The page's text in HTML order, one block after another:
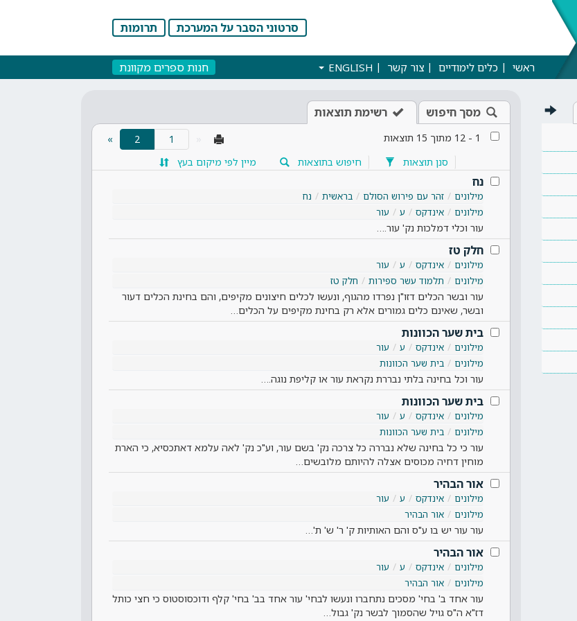
סרטוני הסבר על המערכת תרומות
ראשי כלים לימודיים צור קשר ENGLISH חנות ספרים מקוונת
מסך חיפוש רשימת תוצאות
1
-
12 מתוך 15 תוצאות 2
»
סנן תוצאות
חיפוש בתוצאות מיין לפי מיקום בעץ
נח
מילונים זהר עם פירוש הסולם בראשית
נח
מילונים
אינדקס ע עור
עור וכלי דמלכות נק' עור.…
חלק טז
מילונים אינדקס ע
עור
מילונים
תלמוד עשר ספירות חלק טז
עור ובשר הכלים דזו"ן נפרדו מהגוף, ונעשו לכלים חיצונים מקיפים, והם בחינת הכלים דעור
ובשר, שאינם כלים גמורים אלא רק בחינת מקיפים על הכלים…
בית שער הכוונות
מילונים אינדקס ע
עור
מילונים
בית שער הכוונות
עור וכל בחינה בלתי נבררת נקראת עור או קליפת נוגה.…
בית שער הכוונות
מילונים אינדקס ע
עור
מילונים
בית שער הכוונות
עור כי כל בחינה שלא נבררה כל צרכה נק' בשם עור, וע"כ נק' לאה עלמא דאתכסיא, כי הארת
מוחין דחיה מכוסים אצלה להיותם מלובשים…
אור הבהיר
מילונים אינדקס ע
עור
מילונים
אור הבהיר
עור עור יש בו ע"ס והם האותיות ק' ר' ש' ת'…
אור הבהיר
מילונים אינדקס ע
עור
מילונים
אור הבהיר
עור אחד ב' בחי' מסכים נתחברו ונעשו לבחי' עור אחד בב' בחי' קלף ודוכסוסטוס כי חצי כותל
דז"א ה"ס גויל שהסמוך לבשר נק' גבול…